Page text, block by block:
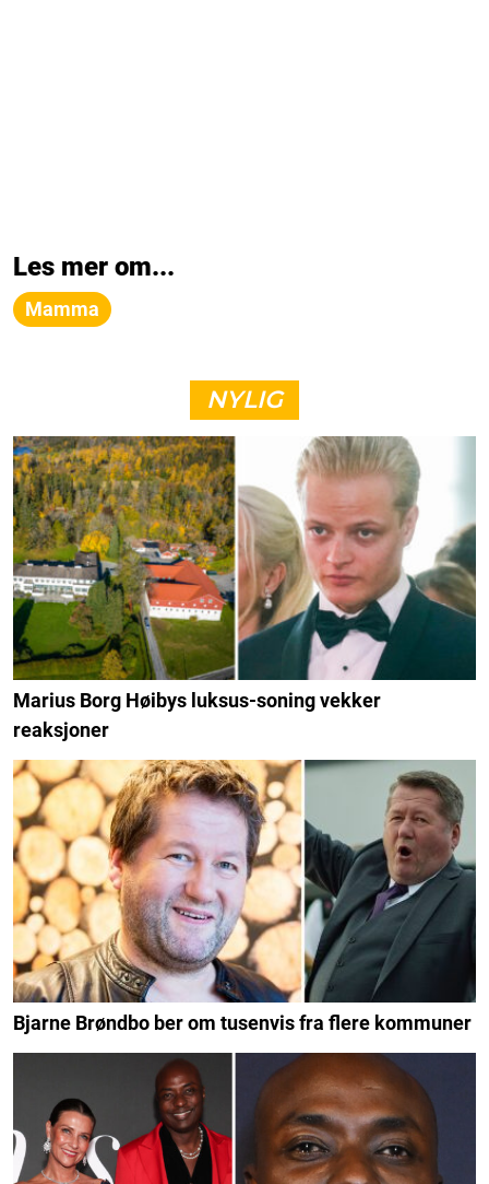
Les mer om...
Mamma
NYLIG
Marius Borg Høibys luksus-soning vekker
reaksjoner
Bjarne Brøndbo ber om tusenvis fra flere kommuner